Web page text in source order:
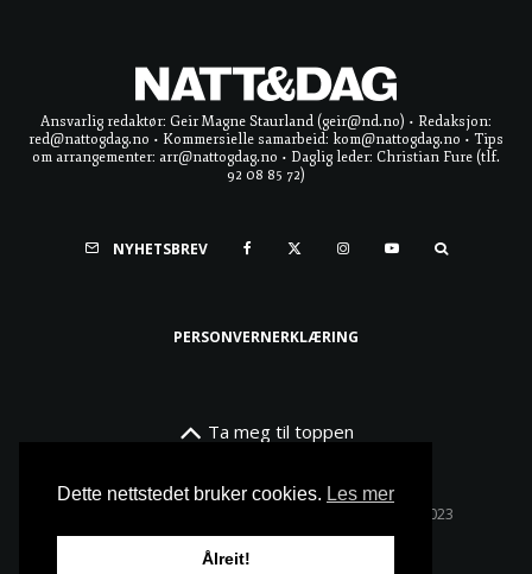
Ansvarlig redaktør: Geir Magne Staurland (geir@nd.no) • Redaksjon:
red@nattogdag.no • Kommersielle samarbeid: kom@nattogdag.no • Tips
om arrangementer: arr@nattogdag.no • Daglig leder: Christian Fure (tlf.
92 08 85 72)
NYHETSBREV
PERSONVERNERKLÆRING
Ta meg til toppen
Alle rettigheter reservert • Copyright © Natt & Dag 2023
Dette nettstedet bruker cookies. Les mer
Ålreit!